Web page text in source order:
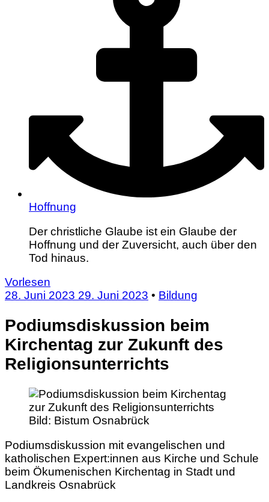
Hoffnung
Der christliche Glaube ist ein Glaube der
Hoffnung und der Zuversicht, auch über den
Tod hinaus.
Vorlesen
28. Juni 2023 29. Juni 2023 • Bildung
Podiumsdiskussion beim
Kirchentag zur Zukunft des
Religionsunterrichts
Bild: Bistum Osnabrück
Podiumsdiskussion mit evangelischen und
katholischen Expert:innen aus Kirche und Schule
beim Ökumenischen Kirchentag in Stadt und
Landkreis Osnabrück